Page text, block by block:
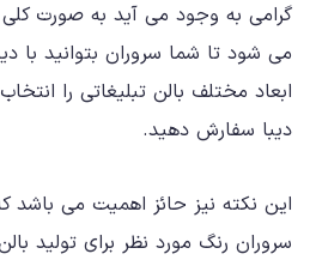
گرامی به وجود می آید به صورت
می شود تا شما سروران بتوانید با
ابعاد مختلف بالن تبلیغاتی را
دیبا سفارش دهید.
این نکته نیز حائز اهمیت می باشد
سروران رنگ مورد نظر برای تولید